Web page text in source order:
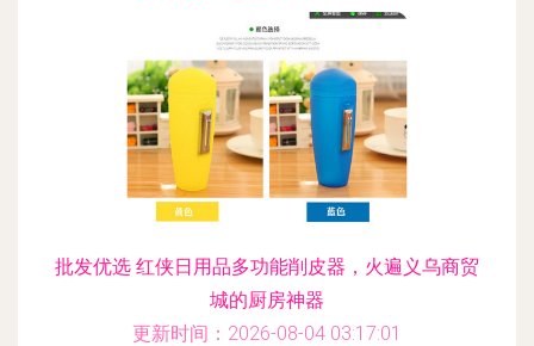
批发优选 红侠日用品多功能削皮器，火遍义乌商贸
城的厨房神器
更新时间：2026-08-04 03:17:01